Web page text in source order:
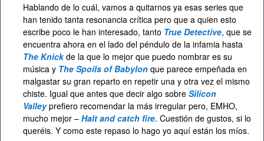
Hablando de lo cuál, vamos a quitarnos ya esas series que
han tenido tanta resonancia crítica pero que a quien esto
escribe poco le han interesado, tanto True Detective, que se
encuentra ahora en el lado del péndulo de la infamia hasta
The Knickde la que lo mejor que puedo nombrar es su
música y The Spoils of Babylon que parece empeñada en
malgastar su gran reparto en repetir una y otra vez el mismo
chiste. Igual que antes que decir algo sobre Silicon
Valleyprefiero recomendar la más irregular pero, EMHO,
mucho mejor – Halt and catch fire. Cuestión de gustos, si lo
queréis. Y como este repaso lo hago yo aquí están los míos.